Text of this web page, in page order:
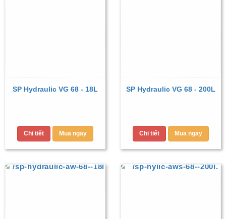
SP Hydraulic VG 68 - 18L
Chi tiết Mua ngay
SP Hydraulic VG 68 - 200L
Chi tiết Mua ngay